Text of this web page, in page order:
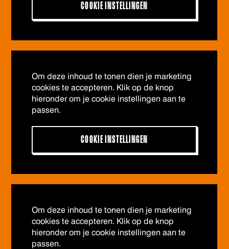
COOKIE INSTELLINGEN
Om deze inhoud te tonen dien je marketing
cookies te accepteren. Klik op de knop
hieronder om je cookie instellingen aan te
passen.
COOKIE INSTELLINGEN
Om deze inhoud te tonen dien je marketing
cookies te accepteren. Klik op de knop
hieronder om je cookie instellingen aan te
passen.